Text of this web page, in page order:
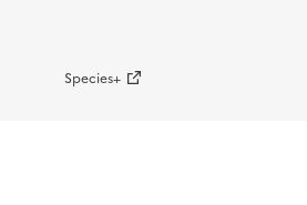
Species+